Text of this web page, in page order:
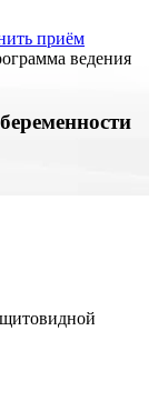
приём
ведения